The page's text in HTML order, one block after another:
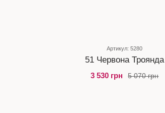
Артикул: 5280
51 Червона Троянда
5 070 грн
3 530 грн